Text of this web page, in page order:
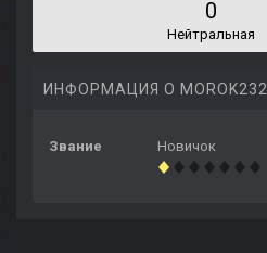
0
Нейтральная
ИНФОРМАЦИЯ О MOROK232
Звание Новичок